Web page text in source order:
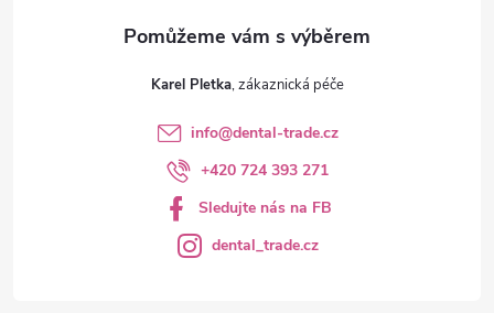
Karel Pletka
info@dental-trade.cz
+420 724 393 271
Sledujte nás na FB
dental_trade.cz